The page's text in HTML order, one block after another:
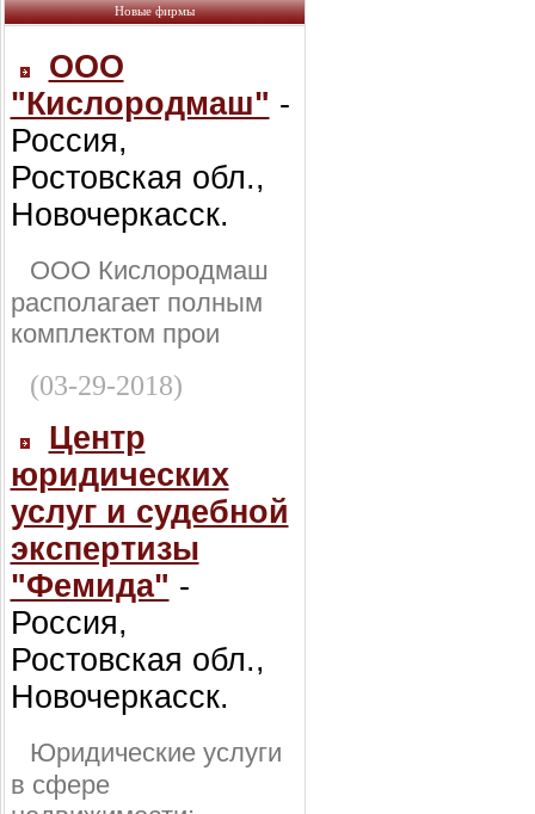
Новые фирмы
ООО
"Кислородмаш" -
Россия,
Ростовская обл.,
Новочеркасск.
ООО Кислородмаш
располагает полным
комплектом прои
(03-29-2018)
Центр
юридических
услуг и судебной
экспертизы
"Фемида" -
Россия,
Ростовская обл.,
Новочеркасск.
Юридические услуги
в сфере